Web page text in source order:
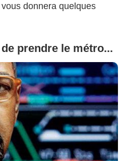
donnera quelques
prendre le métro...